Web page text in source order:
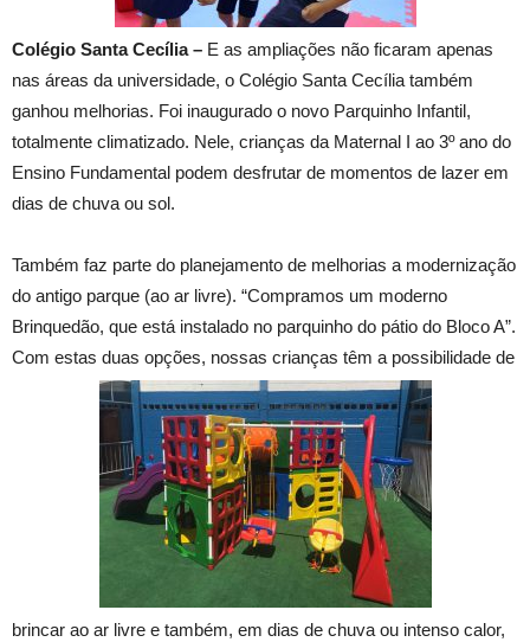
Colégio Santa Cecília – E as ampliações não ficaram apenas
nas áreas da universidade, o Colégio Santa Cecília também
ganhou melhorias. Foi inaugurado o novo Parquinho Infantil,
totalmente climatizado. Nele, crianças da Maternal I ao 3º ano do
Ensino Fundamental podem desfrutar de momentos de lazer em
dias de chuva ou sol.
Também faz parte do planejamento de melhorias a modernização
do antigo parque (ao ar livre). “Compramos um moderno
Brinquedão, que está instalado no parquinho do pátio do Bloco A”.
Com estas duas opções, nossas crianças têm a possibilidade de
brincar ao ar livre e também, em dias de chuva ou intenso calor,